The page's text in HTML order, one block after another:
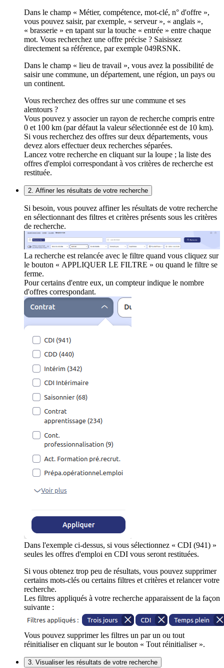
Dans le champ « Métier, compétence, mot-clé, n° d'offre »,
vous pouvez saisir, par exemple, « serveur », « anglais »,
« brasserie » en tapant sur la touche « entrée » entre chaque
mot. Vous recherchez une offre précise ? Saisissez
directement sa référence, par exemple 049RSNK.
Dans le champ « lieu de travail », vous avez la possibilité de
saisir une commune, un département, une région, un pays ou
un continent.
Vous recherchez des offres sur une commune et ses
alentours ?
Vous pouvez y associer un rayon de recherche compris entre
0 et 100 km (par défaut la valeur sélectionnée est de 10 km).
Si vous recherchez des offres sur deux départements, vous
devez alors effectuer deux recherches séparées.
Lancez votre recherche en cliquant sur la loupe ; la liste des
offres d'emploi correspondant à vos critères de recherche est
restituée.
2. Affiner les résultats de votre recherche
Si besoin, vous pouvez affiner les résultats de votre recherche
en sélectionnant des filtres et critères présents sous les critères
de recherche.
La recherche est relancée avec le filtre quand vous cliquez sur
le bouton « APPLIQUER LE FILTRE » ou quand le filtre se
ferme.
Pour certains d'entre eux, un compteur indique le nombre
d'offres correspondant.
Dans l'exemple ci-dessus, si vous sélectionnez « CDI (941) »
seules les offres d'emploi en CDI vous seront restituées.
Si vous obtenez trop peu de résultats, vous pouvez supprimer
certains mots-clés ou certains filtres et critères et relancer votre
recherche.
Les filtres appliqués à votre recherche apparaissent de la façon
suivante :
Vous pouvez supprimer les filtres un par un ou tout
réinitialiser en cliquant sur le bouton « Tout réinitialiser ».
3. Visualiser les résultats de votre recherche